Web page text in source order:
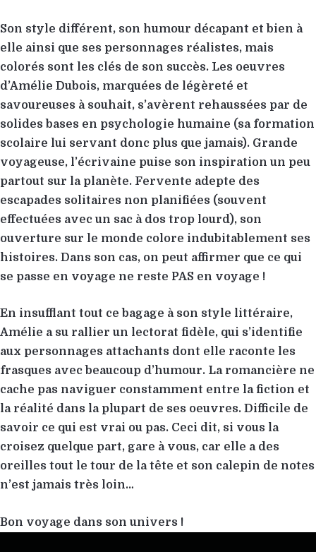
Son style différent, son humour décapant et bien à
elle ainsi que ses personnages réalistes, mais
colorés sont les clés de son succès. Les oeuvres
d’Amélie Dubois, marquées de légèreté et
savoureuses à souhait, s’avèrent rehaussées par de
solides bases en psychologie humaine (sa formation
scolaire lui servant donc plus que jamais). Grande
voyageuse, l’écrivaine puise son inspiration un peu
partout sur la planète. Fervente adepte des
escapades solitaires non planifiées (souvent
effectuées avec un sac à dos trop lourd), son
ouverture sur le monde colore indubitablement ses
histoires. Dans son cas, on peut affirmer que ce qui
se passe en voyage ne reste PAS en voyage !
En insufflant tout ce bagage à son style littéraire,
Amélie a su rallier un lectorat fidèle, qui s’identifie
aux personnages attachants dont elle raconte les
frasques avec beaucoup d’humour. La romancière ne
cache pas naviguer constamment entre la fiction et
la réalité dans la plupart de ses oeuvres. Difficile de
savoir ce qui est vrai ou pas. Ceci dit, si vous la
croisez quelque part, gare à vous, car elle a des
oreilles tout le tour de la tête et son calepin de notes
n’est jamais très loin…
Bon voyage dans son univers !